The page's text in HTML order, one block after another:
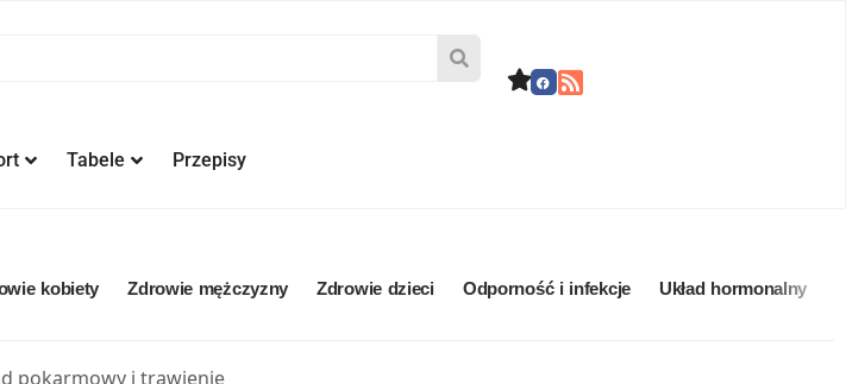
Tabele Przepisy
kobiety Zdrowie mężczyzny Zdrowie dzieci Odporność i infekcje Układ hormonalny
pokarmowy i trawienie